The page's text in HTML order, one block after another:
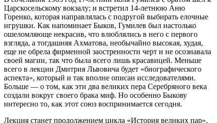
Царскосельскому вокзалу; и встретил 14-летнюю Аню
Горенко, которая направлялась с подругой выбирать елочные
игрушки. Как напоминает Быков, Гумилев был настолько
ошеломляюще некрасив, что влюблялись в него с первого
взгляда, а тогдашняя Ахматова, необычайно высокая, худая,
еще не обрела фирменной заостренности черт и не осознавала
своей магии, так что была всего лишь красавицей. Меньше
всего в лекции Дмитрия Львовича будет «биографического
аспекта», который и так вполне описан исследователями.
Больше — о том, как эти два великих пера Серебряного века
создали вокруг своего брака миф. Но особенно Быкову
интересно то, как этот союз воспринимается сегодня.
Лекция станет продолжением цикла «История великих пар»,